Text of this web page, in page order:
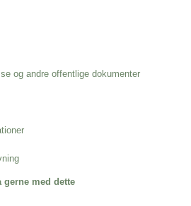
og andre offentlige dokumenter
med dette